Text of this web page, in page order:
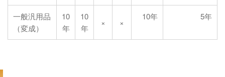
一般汎用品
（変成）
10
年
10
年
× ×
10年 5年